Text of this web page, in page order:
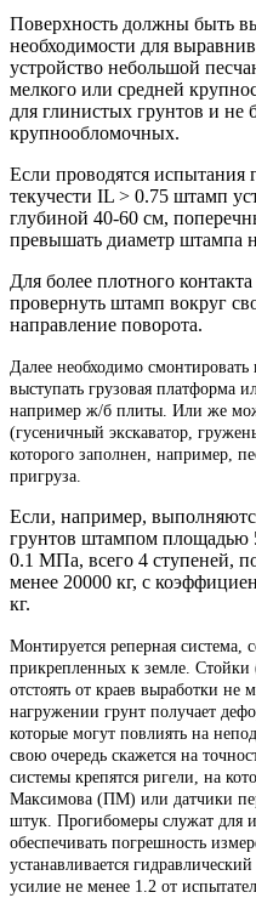
Поверхность должны быть
необходимости для
устройство небольшой
мелкого или средней
для глинистых грунтов и не
крупнообломочных.
Если проводятся испытания
текучести IL > 0.75 штамп
глубиной 40-60 см,
превышать диаметр штампа
Для более плотного
провернуть штамп вокруг
направление поворота.
Далее необходимо
выступать грузовая платформа
например ж/б плиты. Или же
(гусеничный экскаватор,
которого заполнен, например,
пригруза.
Если, например,
грунтов штампом площадью
0.1 МПа, всего 4 ступеней,
менее 20000 кг, с
кг.
Монтируется реперная система,
прикрепленных к земле.
отстоять от краев выработки
нагружении грунт получает
которые могут повлиять на
свою очередь скажется на
системы крепятся ригели, на
Максимова (ПМ) или датчики
штук. Прогибомеры служат для
обеспечивать погрешность
устанавливается
усилие не менее 1.2 от